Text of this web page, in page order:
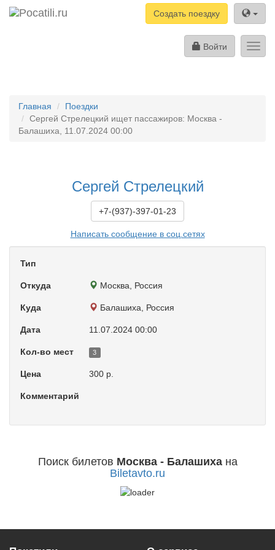
Создать поездку
Войти
Главная
Поездки
Сергей Стрелецкий ищет пассажиров: Москва -
Балашиха, 11.07.2024 00:00
Сергей Стрелецкий
+7-(937)-397-01-23
Написать сообщение в соц.сетях
Тип
Откуда Москва, Россия
Куда Балашиха, Россия
Дата 11.07.2024 00:00
Кол-во мест 3
Цена 300 р.
Комментарий
Поиск билетов Москва - Балашихана
Biletavto.ru